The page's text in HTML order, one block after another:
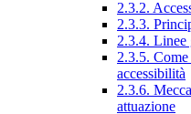
2.3.2.
2.3.3.
2.3.4. Linee
2.3.5.
accessibilità
2.3.6.
attuazione